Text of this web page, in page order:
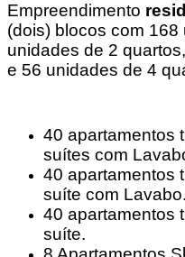
Empreendimento
(dois) blocos com
unidades de 2
e 56 unidades de 4
40 apartamentos
suítes com
40 apartamentos
suíte com Lavabo.
40 apartamentos
suíte.